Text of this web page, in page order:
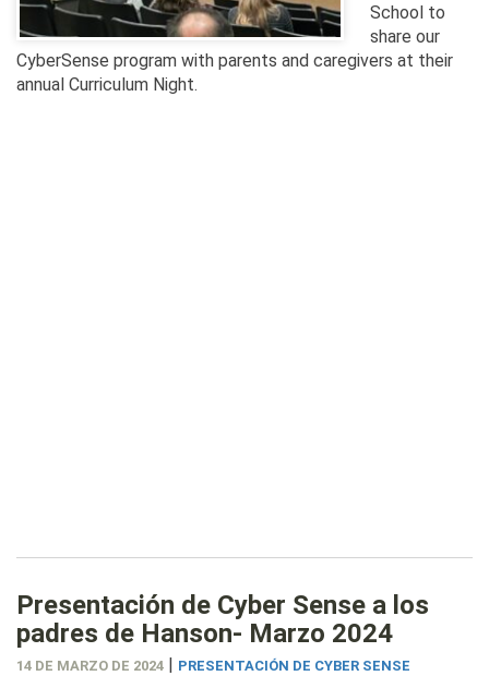
School to
share our
CyberSense program with parents and caregivers at their
annual Curriculum Night.
Presentación de Cyber Sense a los
padres de Hanson- Marzo 2024
14 DE MARZO DE 2024 | PRESENTACIÓN DE CYBER SENSE